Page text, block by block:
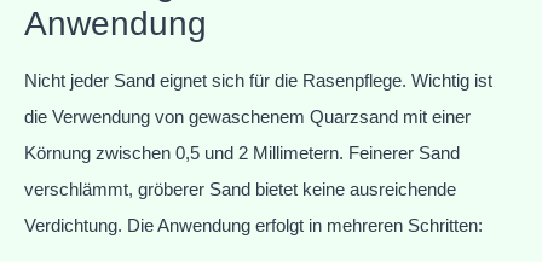
Anwendung
Nicht jeder Sand eignet sich für die Rasenpflege. Wichtig ist
die Verwendung von gewaschenem Quarzsand mit einer
Körnung zwischen 0,5 und 2 Millimetern. Feinerer Sand
verschlämmt, gröberer Sand bietet keine ausreichende
Verdichtung. Die Anwendung erfolgt in mehreren Schritten: